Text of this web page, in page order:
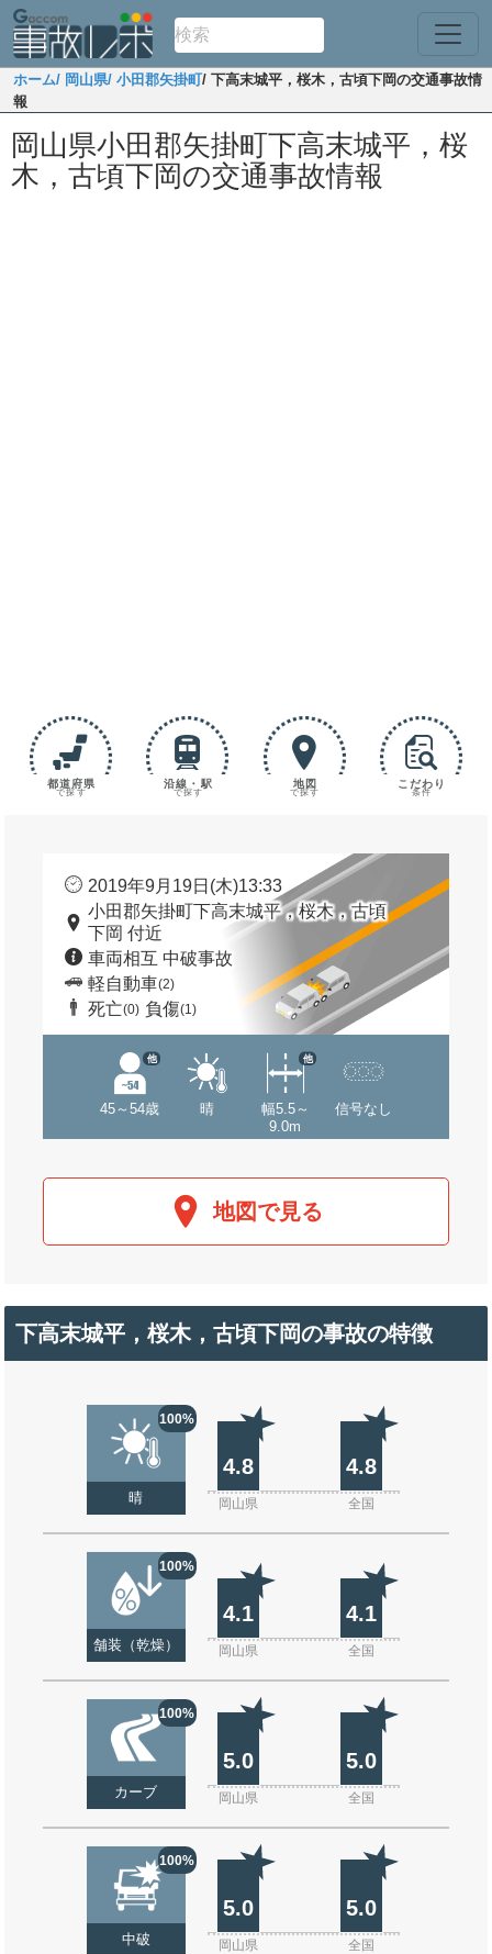
ホーム/ 岡山県/ 小田郡矢掛町/ 下高末城平，桜木，古頃下岡の交通事故情
報
岡山県小田郡矢掛町下高末城平，桜
木，古頃下岡の交通事故情報
都道府県
で探す
沿線・駅
で探す
地図
で探す
こだわり
条件
2019年9月19日(木)13:33
小田郡矢掛町下高末城平，桜木，古頃
下岡 付近
車両相互 中破事故
軽自動車(2)
死亡(0) 負傷(1)
45～54歳
他
晴
幅5.5～
9.0m
他
信号なし
地図で見る
下高末城平，桜木，古頃下岡の事故の特徴
100%
晴
4.8 4.8
岡山県 全国
100%
舗装（乾燥）
4.1 4.1
岡山県 全国
100%
カーブ
5.0 5.0
岡山県 全国
100%
中破
5.0 5.0
岡山県 全国